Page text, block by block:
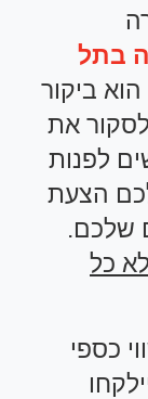
בתל
ביקור
את
לפנות
הצעת
שלכם.
כל
כספי